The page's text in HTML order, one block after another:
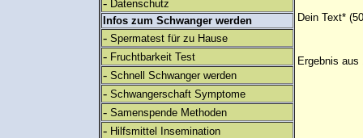
- Datenschutz
Infos zum Schwanger werden
- Spermatest für zu Hause
- Fruchtbarkeit Test
- Schnell Schwanger werden
- Schwangerschaft Symptome
- Samenspende Methoden
- Hilfsmittel Insemination
Dein Text*
Ergebnis aus